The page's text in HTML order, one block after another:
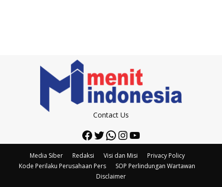
Contact Us
Facebook
Twitter
WhatsApp
Instagram
YouTube
Media Siber Redaksi Visi dan Misi
Privacy Policy
Kode Perilaku Perusahaan Pers
SOP Perlindungan Wartawan
Disclaimer